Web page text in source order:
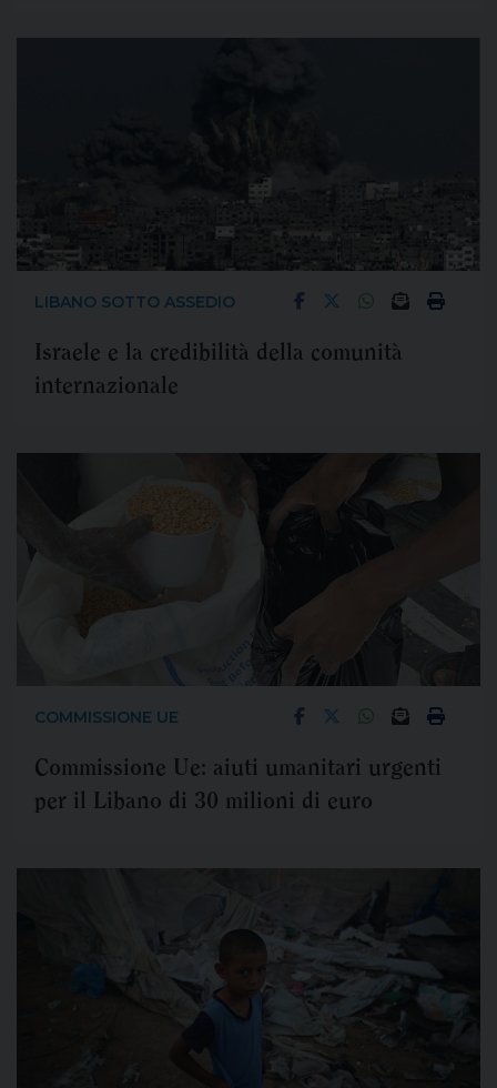
LIBANO SOTTO ASSEDIO
Israele e la credibilità della comunità
internazionale
COMMISSIONE UE
Commissione Ue: aiuti umanitari urgenti
per il Libano di 30 milioni di euro